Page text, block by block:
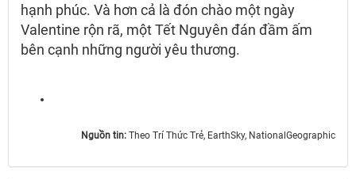
hạnh phúc. Và hơn cả là đón chào một ngày
Valentine rộn rã, một Tết Nguyên đán đầm ấm
bên cạnh những người yêu thương.
Nguồn tin: Theo Trí Thức Trẻ, EarthSky, NationalGeographic